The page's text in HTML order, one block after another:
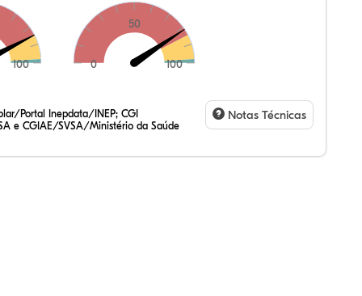
100 0
50
100
Portal Inepdata/INEP; CGI
e CGIAE/SVSA/Ministério da Saúde
Notas Técnicas